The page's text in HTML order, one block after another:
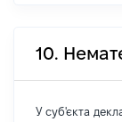
10.
У суб'єкта